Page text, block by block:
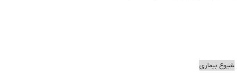
شیوع بیماری